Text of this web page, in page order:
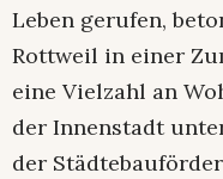
Leben gerufen,
Rottweil in einer
eine Vielzahl an
der Innenstadt
der